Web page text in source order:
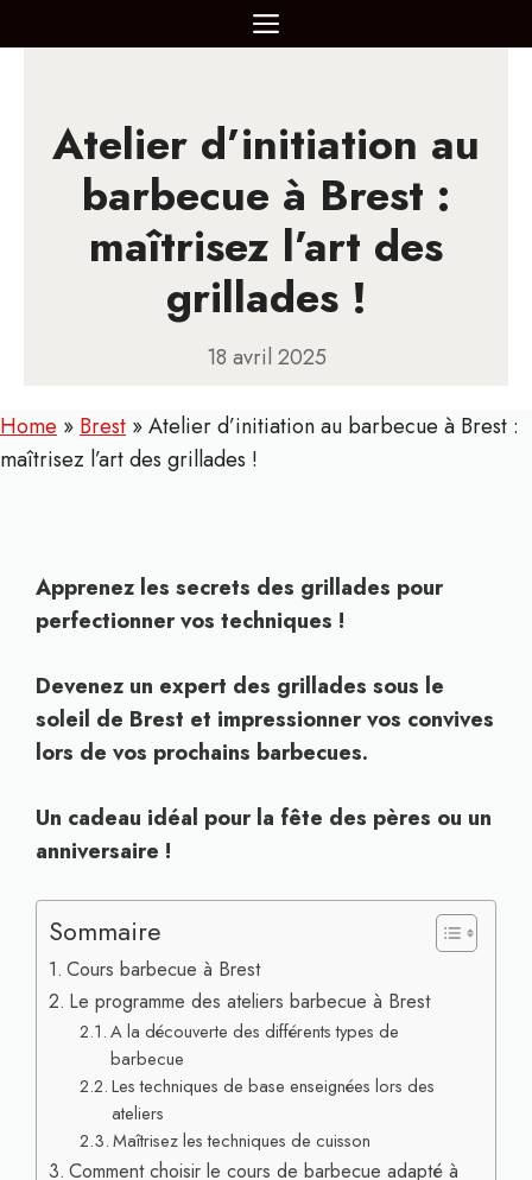
au
MENU
Atelier d’initiation au
barbecue à Brest :
maîtrisez l’art des
grillades !
18 avril 2025
Home » Brest »Atelier d’initiation au barbecue à Brest :
maîtrisez l’art des grillades !
Apprenez les secrets des grillades pour
perfectionner vos techniques !
Devenez un expert des grillades sous le
soleil de Brest et impressionner vos convives
lors de vos prochains barbecues.
Un cadeau idéal pour la fête des pères ou un
anniversaire !
Sommaire
Cours barbecue à Brest
Le programme des ateliers barbecue à Brest
A la découverte des différents types de
barbecue
Les techniques de base enseignées lors des
ateliers
Maîtrisez les techniques de cuisson
Comment choisir le cours de barbecue adapté à